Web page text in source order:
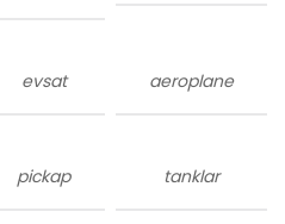
evsat aeroplane
pickap tanklar